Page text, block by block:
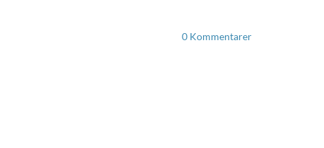
0 Kommentarer